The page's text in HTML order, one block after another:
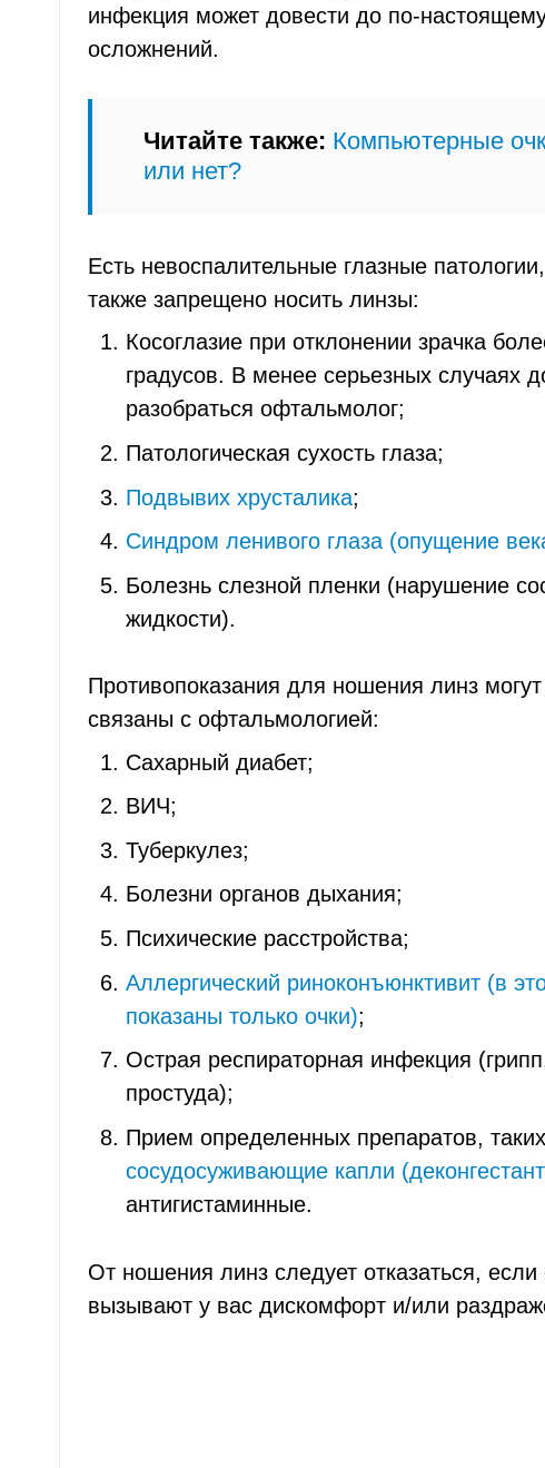
инфекция может довести до по-
осложнений.
Читайте также: Компьютерные
или нет?
Есть невоспалительные глазные
также запрещено носить линзы:
Косоглазие при отклонении зрачка
градусов. В менее серьезных случаях
разобраться офтальмолог;
Патологическая сухость глаза;
Подвывих хрусталика;
Синдром ленивого глаза (опущение
Болезнь слезной пленки (нарушение
жидкости).
Противопоказания для ношения линз
связаны с офтальмологией:
Сахарный диабет;
ВИЧ;
Туберкулез;
Болезни органов дыхания;
Психические расстройства;
Аллергический риноконъюнктивит (в
показаны только очки);
Острая респираторная инфекция
простуда);
Прием определенных препаратов,
сосудосуживающие капли
антигистаминные.
От ношения линз следует отказаться, если
вызывают у вас дискомфорт и/или